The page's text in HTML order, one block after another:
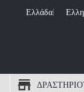
Ελλάδα